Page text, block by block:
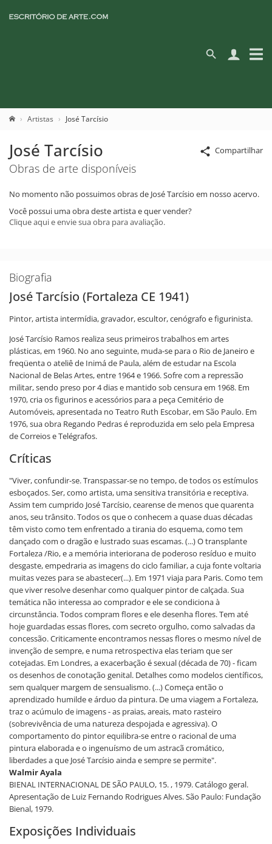
Artistas José Tarcísio
Compartilhar
José Tarcísio
Obras de arte disponíveis
No momento não possuimos obras de José Tarcísio em nosso acervo.
Você possui uma obra deste artista e quer vender?
Clique aqui e envie sua obra para avaliação.
Biografia
José Tarcísio (Fortaleza CE 1941)
Pintor, artista intermídia, gravador, escultor, cenógrafo e figurinista.
José Tarcísio Ramos realiza seus primeiros trabalhos em artes
plásticas, em 1960. No ano seguinte, muda-se para o Rio de Janeiro e
freqüenta o ateliê de Inimá de Paula, além de estudar na Escola
Nacional de Belas Artes, entre 1964 e 1966. Sofre com a repressão
militar, sendo preso por 4 dias e mantido sob censura em 1968. Em
1970, cria os figurinos e acessórios para a peça Cemitério de
Automóveis, apresentada no Teatro Ruth Escobar, em São Paulo. Em
1976, sua obra Regando Pedras é reproduzida em selo pela Empresa
de Correios e Telégrafos.
Críticas
"Viver, confundir-se. Transpassar-se no tempo, de todos os estímulos
esboçados. Ser, como artista, uma sensitiva transitória e receptiva.
Assim tem cumprido José Tarcísio, cearense de menos que quarenta
anos, seu trânsito. Todos os que o conhecem a quase duas décadas
têm visto como tem enfrentado a tirania do esquema, como tem
dançado com o dragão e lustrado suas escamas. (...) O transplante
Fortaleza /Rio, e a memória interiorana de poderoso resíduo e muito
desgaste, empedraria as imagens do ciclo familiar, a cuja fonte voltaria
muitas vezes para se abastecer(...). Em 1971 viaja para Paris. Como tem
que viver resolve desenhar como qualquer pintor de calçada. Sua
temática não interessa ao comprador e ele se condiciona à
circunstância. Todos compram flores e ele desenha flores. Tem até
hoje guardadas essas flores, com secreto orgulho, como salvadas da
concessão. Criticamente encontramos nessas flores o mesmo nível de
invenção de sempre, e numa retrospectiva elas teriam que ser
cotejadas. Em Londres, a exacerbação é sexual (década de 70) - ficam
os desenhos de conotação genital. Detalhes como modelos científicos,
sem qualquer margem de sensualismo. (...) Começa então o
aprendizado humilde e árduo da pintura. De uma viagem a Fortaleza,
traz o acúmulo de imagens - as praias, areais, mato rasteiro
(sobrevivência de uma natureza despojada e agressiva). O
comportamento do pintor equilibra-se entre o racional de uma
pintura elaborada e o ingenuísmo de um astracã cromático,
liberdades a que José Tarcísio ainda e sempre se permite".
Walmir Ayala
BIENAL INTERNACIONAL DE SÃO PAULO, 15. , 1979. Catálogo geral.
Apresentação de Luiz Fernando Rodrigues Alves. São Paulo: Fundação
Bienal, 1979.
Exposições Individuais